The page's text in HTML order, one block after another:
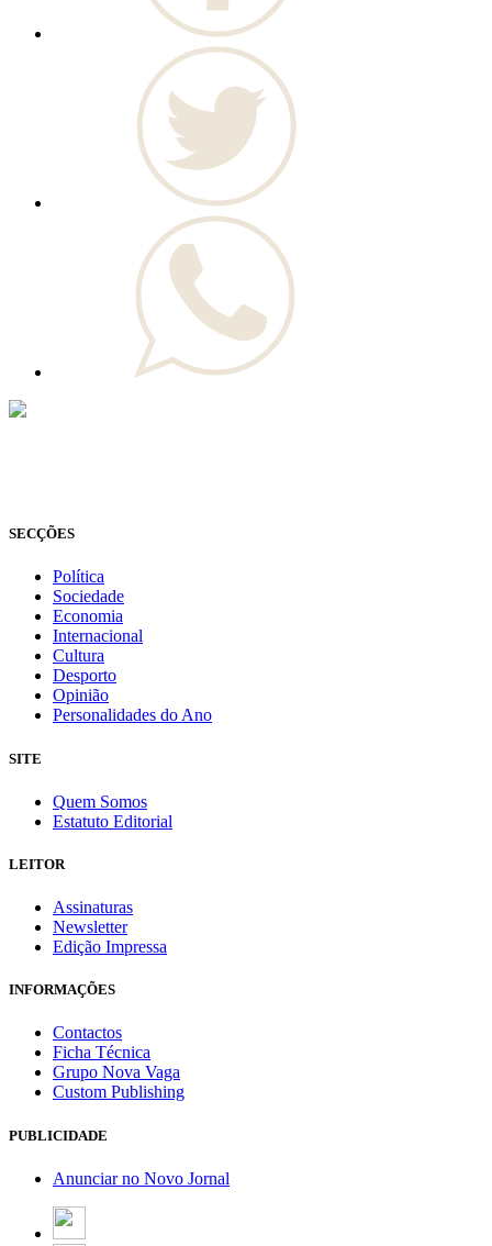
SECÇÕES
Política
Sociedade
Economia
Internacional
Cultura
Desporto
Opinião
Personalidades do Ano
SITE
Quem Somos
Estatuto Editorial
LEITOR
Assinaturas
Newsletter
Edição Impressa
INFORMAÇÕES
Contactos
Ficha Técnica
Grupo Nova Vaga
Custom Publishing
PUBLICIDADE
Anunciar no Novo Jornal